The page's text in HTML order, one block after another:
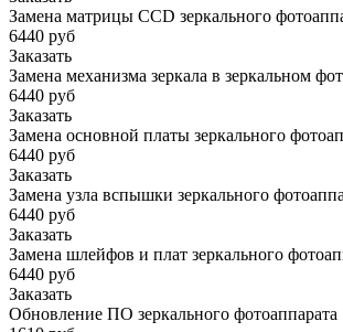
Замена матрицы CCD зеркального
6440 руб
Заказать
Замена механизма зеркала в зеркальном
6440 руб
Заказать
Замена основной платы зеркального
6440 руб
Заказать
Замена узла вспышки зеркального
6440 руб
Заказать
Замена шлейфов и плат зеркального
6440 руб
Заказать
Обновление ПО зеркального фотоаппарата